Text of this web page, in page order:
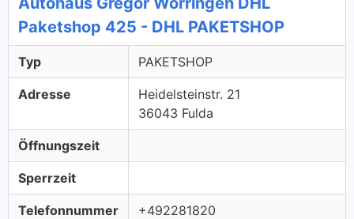
Paketshop 425 - DHL PAKETSHOP
Typ PAKETSHOP
Adresse
Heidelsteinstr. 21
36043 Fulda
Öffnungszeit
Sperrzeit
Telefonnummer +492281820